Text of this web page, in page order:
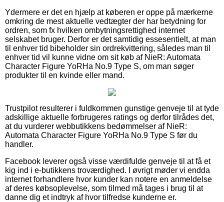
Ydermere er det en hjælp at køberen er oppe på mærkerne
omkring de mest aktuelle vedtægter der har betydning for
ordren, som fx hvilken ombytningsrettighed internet
selskabet bruger. Derfor er det samtidig essesentielt, at man
til enhver tid bibeholder sin ordrekvittering, således man til
enhver tid vil kunne vidne om sit køb af NieR: Automata
Character Figure YoRHa No.9 Type S, om man søger
produkter til en kvinde eller mand.
Trustpilot resulterer i fuldkommen gunstige genveje til at tyde
adskillige aktuelle forbrugeres ratings og derfor tilrådes det,
at du vurderer webbutikkens bedømmelser af NieR:
Automata Character Figure YoRHa No.9 Type S før du
handler.
Facebook leverer også visse værdifulde genveje til at få et
kig ind i e-butikkens troværdighed. I øvrigt møder vi endda
internet forhandlere hvor kunder kan notere en anmeldelse
af deres købsoplevelse, som tilmed må tages i brug til at
danne dig et indtryk af hvor tilfredse kunderne er.